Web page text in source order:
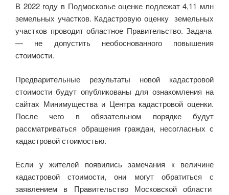
В 2022 году в Подмосковье оценке подлежат 4,11 млн
земельных участков. Кадастровую оценку земельных
участков проводит областное Правительство. Задача
— не допустить необоснованного повышения
стоимости.
Предварительные результаты новой кадастровой
стоимости будут опубликованы для ознакомления на
сайтах Минимущества и Центра кадастровой оценки.
После чего в обязательном порядке будут
рассматриваться обращения граждан, несогласных с
кадастровой стоимостью.
Если у жителей появились замечания к величине
кадастровой стоимости, они могут обратиться с
заявлением в Правительство Московской области